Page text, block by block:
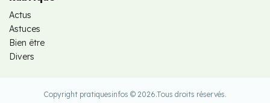
Actus
Astuces
Bien être
Divers
Copyright pratiquesinfos © 2026.Tous droits réservés.